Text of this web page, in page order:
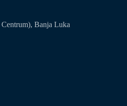
Banja Luka